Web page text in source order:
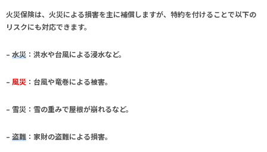
火災保険は、火災による損害を主に補償しますが、特約を付けることで以下の
リスクにも対応できます。
– 水災 ：洪水や台風による浸水など。
– 風災 ：台風や竜巻による被害。
– 雪災 ：雪の重みで屋根が崩れるなど。
– 盗難 ：家財の盗難による損害。